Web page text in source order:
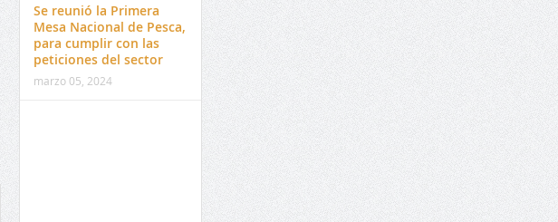
Se reunió la Primera
Mesa Nacional de Pesca,
para cumplir con las
peticiones del sector
marzo 05, 2024